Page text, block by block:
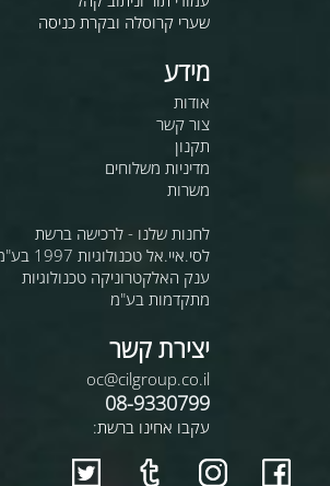
שערי קרוסלה ובקרת כניסה
מידע
אודות
צור קשר
תקנון
מדיניות משלוחים
משרות
לחנות שלנו - לרכישה ברשת
לסי.איי.אל טכנולוגיות 1997 בע"מ
ענק האלקטרוניקה טכנולוגיות
מתקדמות בע"מ
יצירת קשר
oc@cilgroup.co.il
08-9330799
עקבו אחינו ברשת: